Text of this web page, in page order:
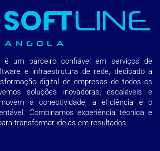
é um parceiro confiável em serviços de
e infraestrutura de rede, dedicado a
digital de empresas de todos os
soluções inovadoras, escaláveis e
a conectividade, a eficiência e o
Combinamos experiência técnica e
transformar ideias em resultados.